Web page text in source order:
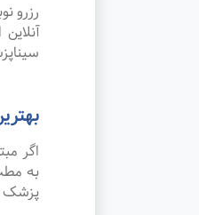
رزرو
اگر
به
پزشک